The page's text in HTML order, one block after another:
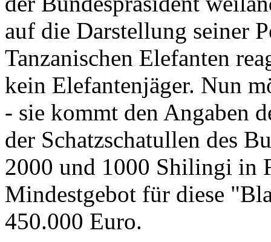
auf die Darstellung seiner
Tanzanischen Elefanten
kein Elefantenjäger. Nun
- sie kommt den Angaben
der Schatzschatullen des
2000 und 1000 Shilingi in
Mindestgebot für diese
450.000 Euro.